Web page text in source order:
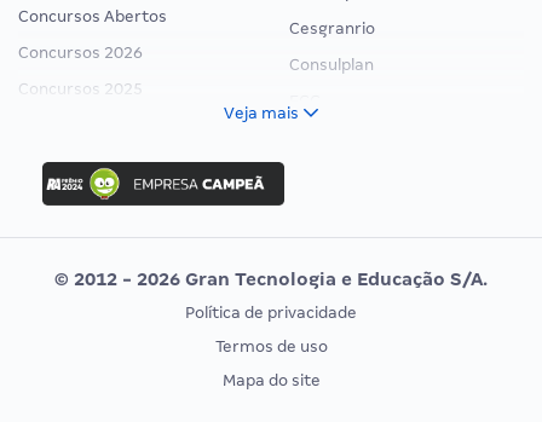
Concursos Abertos
Concursos 2026
Concursos 2025
Concurso Ibama
Concurso MPU
Editais publicados
Cesgranrio
Consulplan
Vunesp
CONCURSOS POR PROFISSÃO
EXAME DE ORDEM
Veja mais
© 2012 - 2026 Gran Tecnologia e Educação S/A.
Política de privacidade
Termos de uso
Mapa do site